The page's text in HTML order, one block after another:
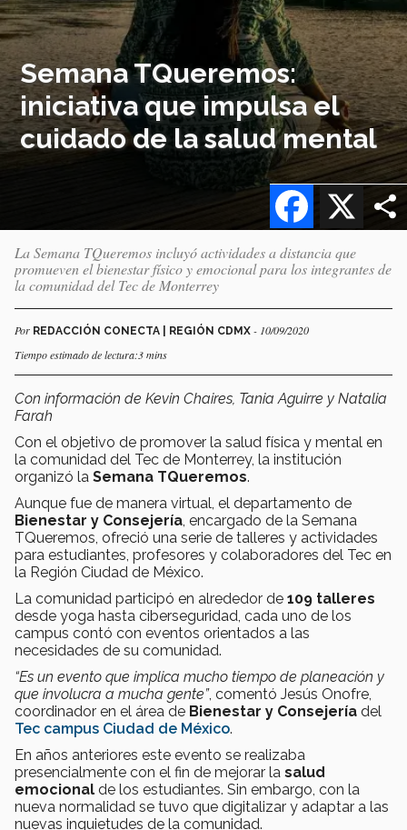
Semana TQueremos:
iniciativa que impulsa el
cuidado de la salud mental
X
Facebook
La Semana TQueremos incluyó actividades a distancia que
promueven el bienestar físico y emocional para los integrantes de
la comunidad del Tec de Monterrey
Por REDACCIÓN CONECTA | REGIÓN CDMX - 10/09/2020
Tiempo estimado de lectura:3 mins
Con información de Kevin Chaires, Tania Aguirre y Natalia
Farah
Con el objetivo de promover la salud física y mental en
la comunidad del Tec de Monterrey, la institución
organizó la Semana TQueremos.
Aunque fue de manera virtual, el departamento de
Bienestar y Consejería , encargado de la Semana
TQueremos, ofreció una serie de talleres y actividades
para estudiantes, profesores y colaboradores del Tec en
la Región Ciudad de México.
La comunidad participó en alrededor de 109 talleres
desde yoga hasta ciberseguridad, cada uno de los
campus contó con eventos orientados a las
necesidades de su comunidad.
“Es un evento que implica mucho tiempo de planeación y
que involucra a mucha gente”, comentó Jesús Onofre,
coordinador en el área de Bienestar y Consejería del
Tec campus Ciudad de México.
En años anteriores este evento se realizaba
presencialmente con el fin de mejorar la salud
emocional de los estudiantes. Sin embargo, con la
nueva normalidad se tuvo que digitalizar y adaptar a las
nuevas inquietudes de la comunidad.